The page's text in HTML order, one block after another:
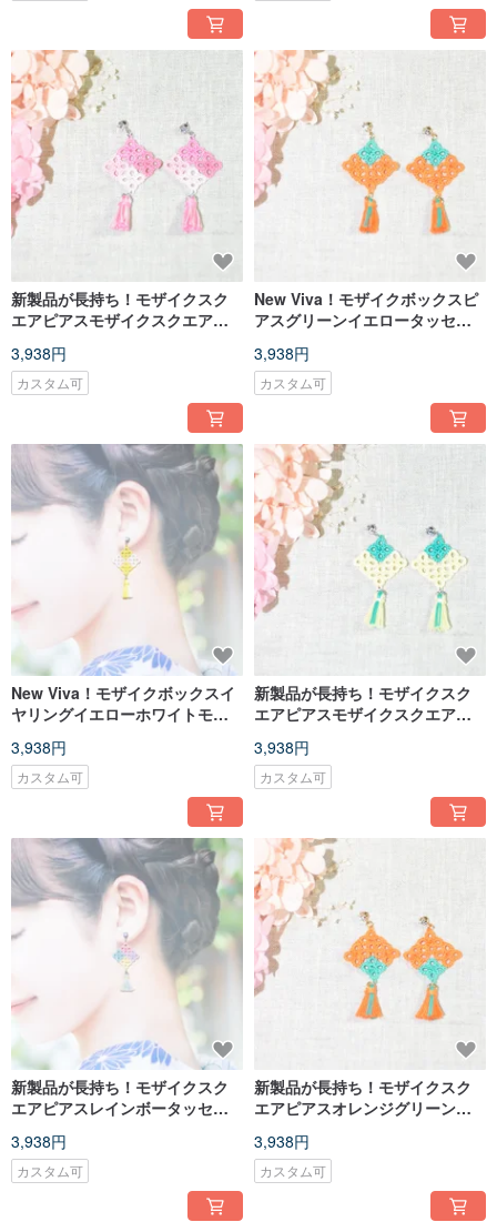
新製品が長持ち！モザイクスク
エアピアスモザイクスクエアピ
3,938円
カスタム可
New Viva！モザイクボックスピ
アスグリーンイエロータッセル
3,938円
カスタム可
New Viva！モザイクボックスイ
ヤリングイエローホワイトモザ
ングレース
3,938円
カスタム可
新製品が長持ち！モザイクスク
エアピアスモザイクスクエアピ
3,938円
カスタム可
新製品が長持ち！モザイクスク
エアピアスレインボータッセル
3,938円
カスタム可
新製品が長持ち！モザイクスク
エアピアスオレンジグリーンタ
3,938円
カスタム可